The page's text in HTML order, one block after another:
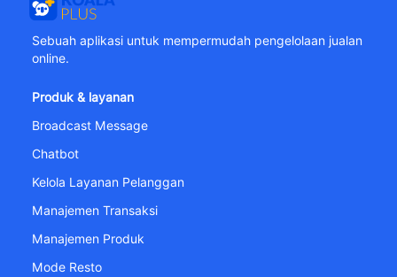
Sebuah aplikasi untuk mempermudah pengelolaan jualan
online.
Produk & layanan
Broadcast Message
Chatbot
Kelola Layanan Pelanggan
Manajemen Transaksi
Manajemen Produk
Mode Resto